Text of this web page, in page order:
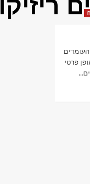
ריזיקו
העומדים
פרטי